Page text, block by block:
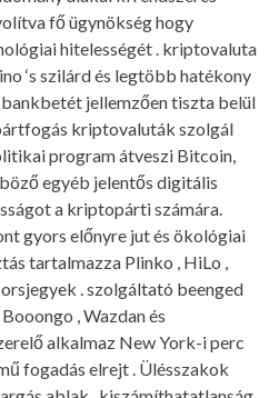
fő ügynökség hogy
hitelességét . kriptovaluta
‘s szilárd és legtöbb hatékony
jellemzően tiszta belül
kriptovaluták szolgál
program átveszi Bitcoin,
egyéb jelentős digitális
a kriptopárti számára.
gyors előnyre jut és ökológiai
tartalmazza Plinko , HiLo ,
. szolgáltató beenged
, Wazdan és
alkalmaz New York-i perc
fogadás elrejt . Ülésszakok